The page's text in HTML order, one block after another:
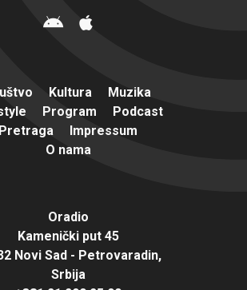
Kultura
Muzika
Program
Podcast
Pretraga
Impressum
O nama
Oradio
Kamenički put 45
Novi Sad - Petrovaradin,
Srbija